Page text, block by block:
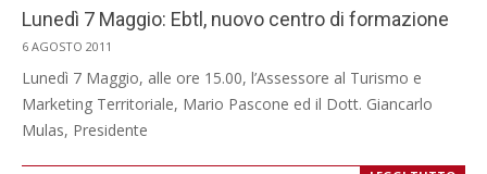
Lunedì 7 Maggio: Ebtl, nuovo centro di formazione
2011-
08-
06
6 AGOSTO 2011
Lunedì 7 Maggio, alle ore 15.00, l’Assessore al Turismo e
Marketing Territoriale, Mario Pascone ed il Dott. Giancarlo
Mulas, Presidente